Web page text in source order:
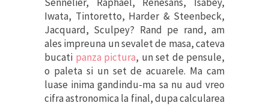
Iwata, Tintoretto, Harder & Steenbeck,
Jacquard, Sculpey? Rand pe rand, am
ales impreuna un sevalet de masa, cateva
bucati panza pictura, un set de pensule,
o paleta si un set de acuarele. Ma cam
luase inima gandindu-ma sa nu aud vreo
cifra astronomica la final, dupa calcularea